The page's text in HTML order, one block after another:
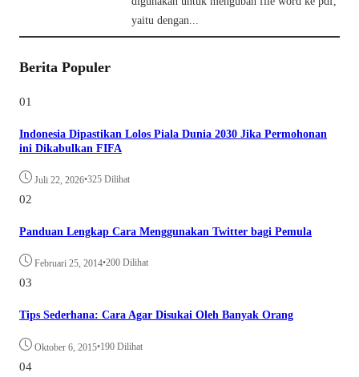
yaitu dengan...
Berita Populer
01
Indonesia Dipastikan Lolos Piala Dunia 2030 Jika Permohonan
ini Dikabulkan FIFA
Juli 22, 2026•325 Dilihat
02
Panduan Lengkap Cara Menggunakan Twitter bagi Pemula
Februari 25, 2014•200 Dilihat
03
Tips Sederhana: Cara Agar Disukai Oleh Banyak Orang
Oktober 6, 2015•190 Dilihat
04